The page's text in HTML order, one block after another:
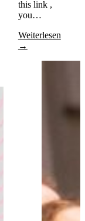
this link ,
you…
Weiterlesen
→